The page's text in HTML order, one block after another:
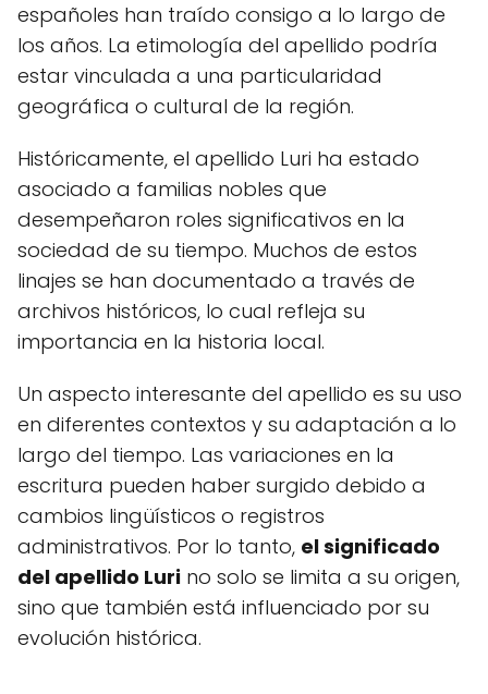
españoles han traído consigo a lo largo de
los años. La etimología del apellido podría
estar vinculada a una particularidad
geográfica o cultural de la región.
Históricamente, el apellido Luri ha estado
asociado a familias nobles que
desempeñaron roles significativos en la
sociedad de su tiempo. Muchos de estos
linajes se han documentado a través de
archivos históricos, lo cual refleja su
importancia en la historia local.
Un aspecto interesante del apellido es su uso
en diferentes contextos y su adaptación a lo
largo del tiempo. Las variaciones en la
escritura pueden haber surgido debido a
cambios lingüísticos o registros
administrativos. Por lo tanto, el significado
del apellido Luri no solo se limita a su origen,
sino que también está influenciado por su
evolución histórica.